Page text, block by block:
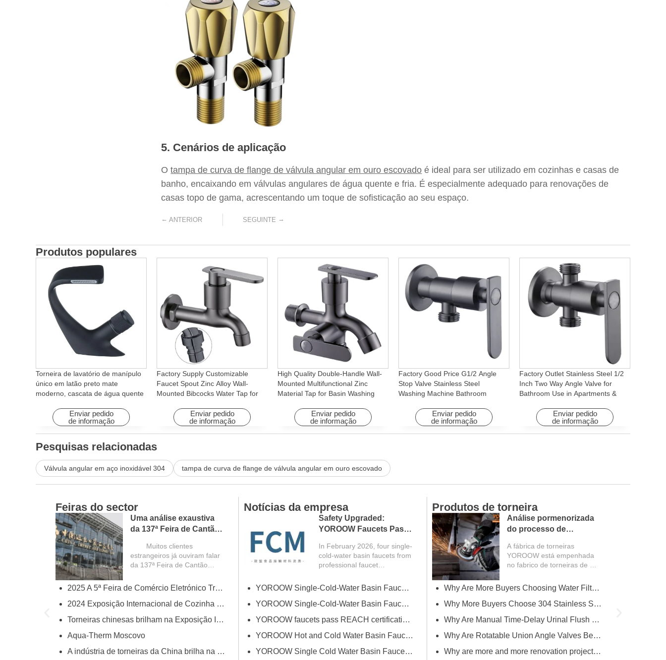
5. Cenários de aplicação
Otampa de curva de flange de válvula angular em ouro escovado é ideal para ser utilizado em cozinhas e casas de
banho, encaixando em válvulas angulares de água quente e fria. É especialmente adequado para renovações de
casas topo de gama, acrescentando um toque de sofisticação ao seu espaço.
← ANTERIOR SEGUINTE →
Produtos populares
Torneira de lavatório de manípulo
único em latão preto mate
moderno, cascata de água quente
hotéis e apartamentos
Enviar pedido
de informação
Factory Supply Customizable
Faucet Spout Zinc Alloy Wall-
Mounted Bibcocks Water Tap for
Enviar pedido
de informação
High Quality Double-Handle Wall-
Mounted Multifunctional Zinc
Material Tap for Basin Washing
Enviar pedido
de informação
Factory Good Price G1/2 Angle
Stop Valve Stainless Steel
Washing Machine Bathroom
Hotels
Enviar pedido
de informação
Factory Outlet Stainless Steel 1/2
Inch Two Way Angle Valve for
Bathroom Use in Apartments &
Enviar pedido
de informação
Pesquisas relacionadas
Válvula angular em aço inoxidável 304 tampa de curva de flange de válvula angular em ouro escovado
Feiras do sector
Uma análise exaustiva
da 137ª Feira de Cantão
compradores
estrangeiros
Muitos clientes
estrangeiros já ouviram falar
da 137ª Feira de Cantão
2025 A 5ª Feira de Comércio Eletrónico Transfronteiriço da China (primavera)
2024 Exposição Internacional de Cozinha e Casa de Banho do Dubai
Torneiras chinesas brilham na Exposição Internacional de Suprimentos Industriais para Cozinha e Banheiro de Orlando
Aqua-Therm Moscovo
A indústria de torneiras da China brilha na Feira de Cantão, apresentando inovação e qualidade
Notícias da empresa
Safety Upgraded:
YOROOW Faucets Pass
In February 2026, four single-
cold-water basin faucets from
professional faucet
successfully passed FCM
(Food Contact Materials)...
YOROOW Single-Cold-Water Basin Faucets Pass RSL Restricted Substances List Screening
YOROOW Single-Cold-Water Basin Faucets Pass COA Testing, Further Enhancing International Compliance System
YOROOW faucets pass REACH certification, ensuring environmental friendliness and safety.
YOROOW Hot and Cold Water Basin Faucets Pass FDA Food Contact Material Compliance Test
YOROOW Single Cold Water Basin Faucets Successfully Pass GPSR Certification
Produtos de torneira
Análise pormenorizada
do processo de
torneiras
A fábrica de torneiras
YOROOW está empenhada
no fabrico de torneiras de alta
de produção abrange vários
factores-chave...
Why Are More Buyers Choosing Water Filter Faucets for Modern Kitchens?
Why More Buyers Choose 304 Stainless Steel Kitchen Faucets from China Manufacturers
Why Are Manual Time-Delay Urinal Flush Valves Still Preferred in Public Restrooms?
Why Are Rotatable Union Angle Valves Better for Hotels and Apartment Projects?
Why are more and more renovation projects upgrading to longer 304 stainless steel outdoor faucets?